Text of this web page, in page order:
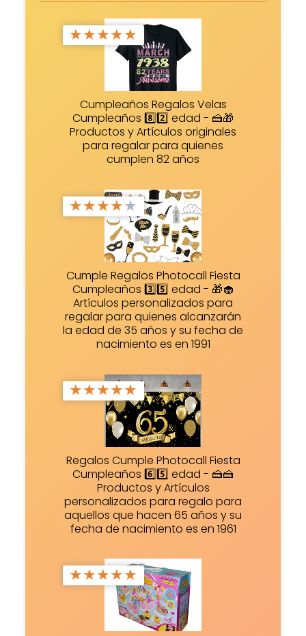
★★★★★
Cumpleaños Regalos Velas
Cumpleaños 8️⃣2️⃣ edad - 🍰🎁
Productos y Artículos originales
para regalar para quienes
cumplen 82 años
★★★★★
Cumple Regalos Photocall Fiesta
Cumpleaños 3️⃣5️⃣ edad - 🎁🧁
Artículos personalizados para
regalar para quienes alcanzarán
la edad de 35 años y su fecha de
nacimiento es en 1991
★★★★★
Regalos Cumple Photocall Fiesta
Cumpleaños 6️⃣5️⃣ edad - 🍰🍰
Productos y Artículos
personalizados para regalo para
aquellos que hacen 65 años y su
fecha de nacimiento es en 1961
★★★★★